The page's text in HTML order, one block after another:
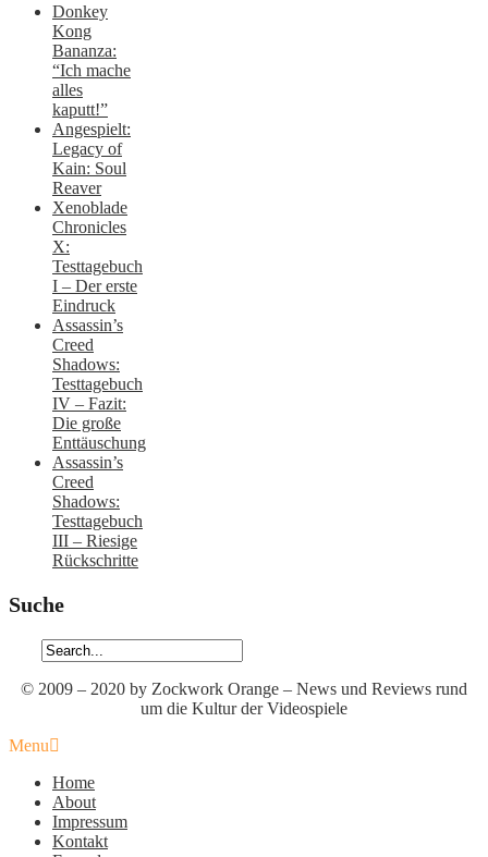
Donkey
Kong
Bananza:
“Ich mache
alles
kaputt!”
Angespielt:
Legacy of
Kain: Soul
Reaver
Xenoblade
Chronicles
X:
Testtagebuch
I – Der erste
Eindruck
Assassin’s
Creed
Shadows:
Testtagebuch
IV – Fazit:
Die große
Enttäuschung
Assassin’s
Creed
Shadows:
Testtagebuch
III – Riesige
Rückschritte
Suche
© 2009 – 2020 by Zockwork Orange – News und Reviews rund
um die Kultur der Videospiele
Menu
Home
About
Impressum
Kontakt